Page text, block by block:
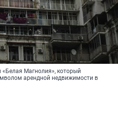
Магнолия», который
арендной недвижимости в